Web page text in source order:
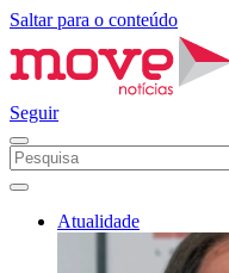
Saltar para o conteúdo
Seguir
Atualidade